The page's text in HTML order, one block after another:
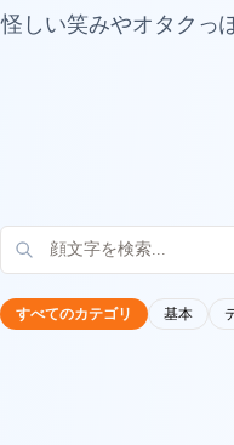
怪しい笑みやオタクっ
すべてのカテゴリ 基本